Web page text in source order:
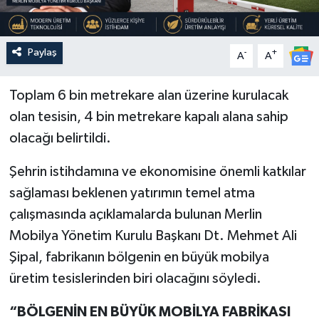
Paylaş A- A+
Toplam 6 bin metrekare alan üzerine kurulacak
olan tesisin, 4 bin metrekare kapalı alana sahip
olacağı belirtildi.
Şehrin istihdamına ve ekonomisine önemli katkılar
sağlaması beklenen yatırımın temel atma
çalışmasında açıklamalarda bulunan Merlin
Mobilya Yönetim Kurulu Başkanı Dt. Mehmet Ali
Şipal, fabrikanın bölgenin en büyük mobilya
üretim tesislerinden biri olacağını söyledi.
“BÖLGENİN EN BÜYÜK MOBİLYA FABRİKASI